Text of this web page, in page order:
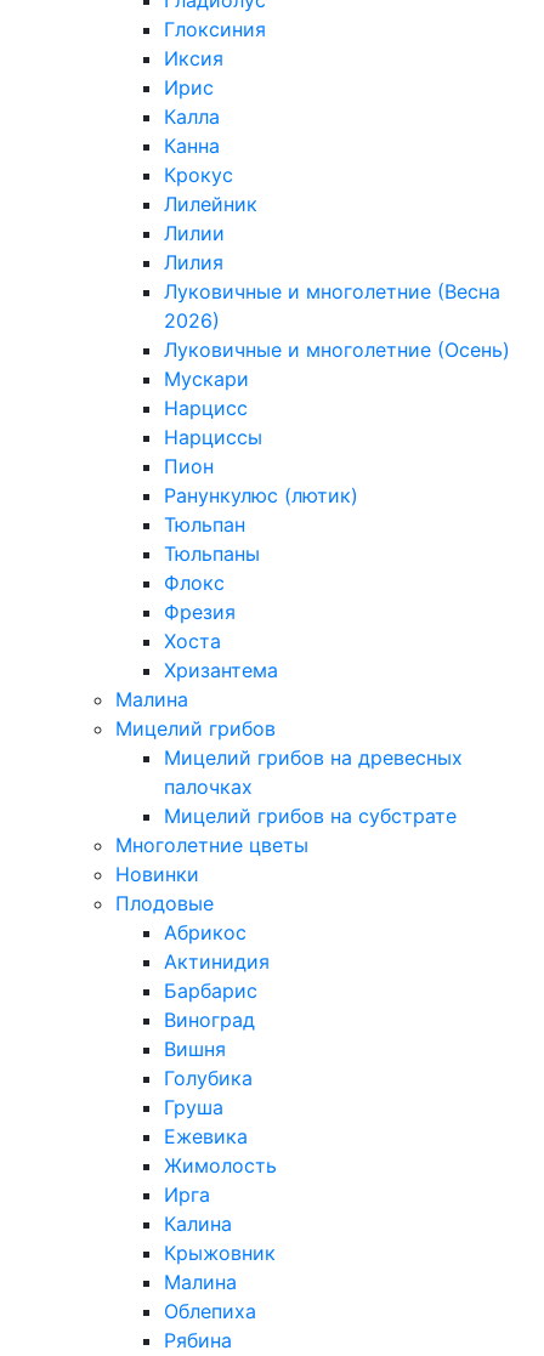
Глоксиния
Иксия
Ирис
Калла
Канна
Крокус
Лилейник
Лилии
Лилия
Луковичные и многолетние (Весна
2026)
Луковичные и многолетние (Осень)
Мускари
Нарцисс
Нарциссы
Пион
Ранункулюс (лютик)
Тюльпан
Тюльпаны
Флокс
Фрезия
Хоста
Хризантема
Малина
Мицелий грибов
Мицелий грибов на древесных
палочках
Мицелий грибов на субстрате
Многолетние цветы
Новинки
Плодовые
Абрикос
Актинидия
Барбарис
Виноград
Вишня
Голубика
Груша
Ежевика
Жимолость
Ирга
Калина
Крыжовник
Малина
Облепиха
Рябина